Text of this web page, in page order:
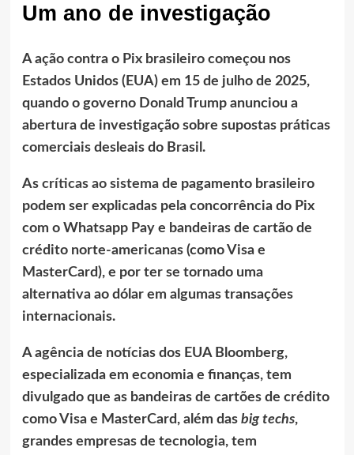
Um ano de investigação
A ação contra o Pix brasileiro começou nos
Estados Unidos (EUA) em 15 de julho de 2025,
quando o governo Donald Trump anunciou a
abertura de investigação sobre supostas práticas
comerciais desleais do Brasil.
As críticas ao sistemade pagamento brasileiro
podem ser explicadas pela concorrência do Pix
com o Whatsapp Pay e bandeiras de cartão de
crédito norte-americanas (como Visa e
MasterCard), e por ter se tornado uma
alternativa ao dólar em algumas transações
internacionais.
A agência de notícias dos EUA Bloomberg,
especializada em economia e finanças, tem
divulgado que as bandeiras de cartões de crédito
como Visa e MasterCard, além das big techs,
grandes empresas de tecnologia, tem